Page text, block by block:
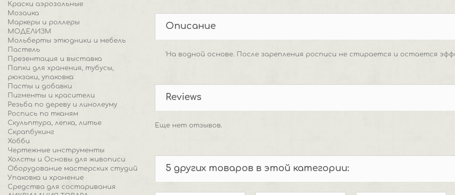
Краски аэрозольные
Мозаика
Маркеры и роллеры
МОДЕЛИЗМ
Мольберты этюдники и мебель
Пастель
Презентация и выставка
Папки для хранения, тубусы,
рюкзаки, упаковка
Пасты и добавки
Пигменты и красители
Резьба по дереву и линолеуму
Роспись по тканям
Скульптура, лепка, литье
Скрапбукинг
Хобби
Чертежные инструменты
Холсты и Основы для живописи
Оборудование мастерских студий
Упаковка и хранение
Средства для состаривания
Описание
'На водной основе. После зарепления росписи не стирается и остается
Reviews
Еще нет отзывов.
5 других товаров в этой категории: